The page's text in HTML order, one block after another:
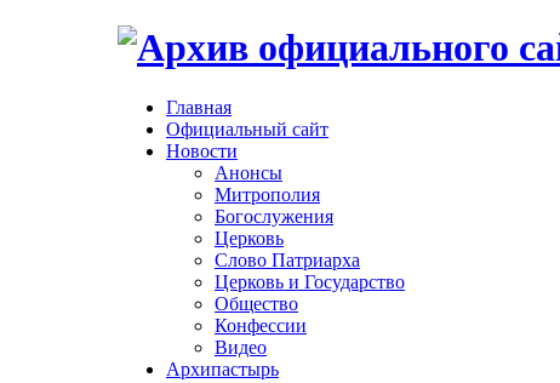
Главная
Официальный сайт
Новости
Анонсы
Митрополия
Богослужения
Церковь
Слово Патриарха
Церковь и Государство
Общество
Конфессии
Видео
Архипастырь